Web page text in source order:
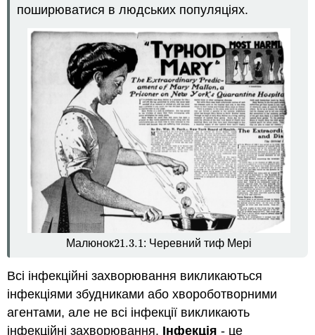
інфекційних
Профілактика
інфекційних
захворювань
Миття
рук
та
інша
поведінка
Імунізація
інфекційні
захворювання
Характеристика:
Моє
Рецензія
Дізнатися
більше
Атрибуції
поширюватися в людських популяціях.
Малюнок21.3.1
21.3.1: Черевний тиф Мері
Всі інфекційні захворювання викликаються
інфекціями збудниками або хвороботворними
агентами, але не всі інфекції викликають
інфекційні захворювання. Інфекція - це